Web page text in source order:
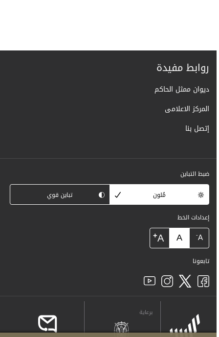
روابط مفيدة
ديوان ممثل الحاكم
المركز الاعلامى
إتصل بنا
ضبط التباين
مُلون
تباين قوي
إعدادات الخط
A
-
A
A
+
تابعونا
برعاية